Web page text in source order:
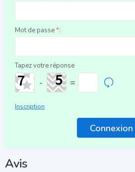
Mot de passe*:
Tapez votre réponse
- =
Inscription
Avis